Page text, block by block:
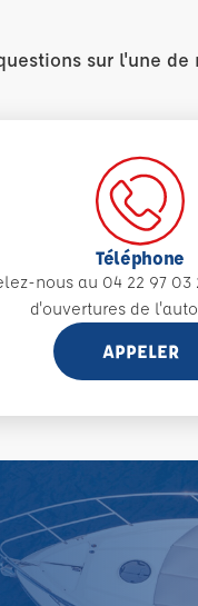
sur l'une
Téléphone
nous au 04 22 97 03
d'ouvertures de
APPELER